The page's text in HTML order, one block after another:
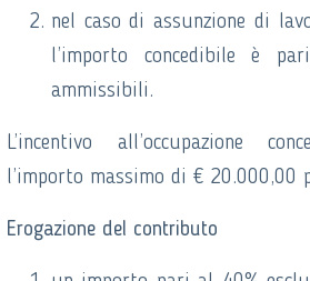
nel caso di assunzione di
l’importo concedibile è
ammissibili.
L’incentivo all’occupazione
l’importo massimo di € 20.000,00
Erogazione del contributo